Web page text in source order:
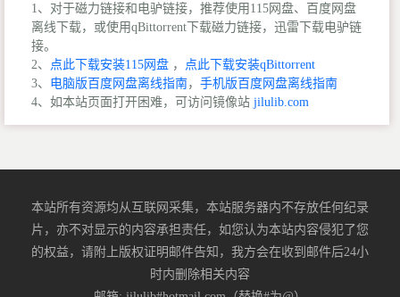
1、对于磁力链接和电驴链接，推荐使用115网盘、百度网盘
离线下载，或使用qBittorrent下载磁力链接，迅雷下载电驴链
接。
2、
点此下载安装115网盘 ，
点此下载安装qBittorrent
3、 电脑版百度网盘离线指南， 手机版百度网盘离线指南
4、如本站页面打开困难，可访问镜像站 jilulib.com
本站所有资源均从互联网采集，本站服务器内不存放任何纪录
片，亦不对显示的内容承担责任，如您认为本站内容侵犯了您
的权益，请附上版权证明邮件告知，我方会在收到邮件后24小
时内删除相关内容